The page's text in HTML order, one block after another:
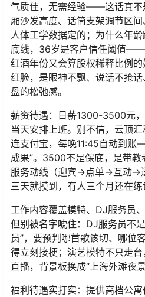
气质佳，无需经验——这话真不
厢沙发高度、话筒支架调节区
人体工学数据定的；为什么年
底线，36岁是客户信任阈值
红酒年份又会算股权稀释比例
红脸，是眼神不飘、说话不抢
盘的松弛感。
薪资待遇：日薪1300-3500元
当天安排上班。别不信，云顶
连支付宝，每晚11:45自动到
成果”。3500不是保底，是带
服务动线（迎宾→点单→互动→
三天就摸到，有人三个月还在练
工作内容覆盖模特、DJ服务员
但别被名字唬住：DJ服务员不
员”，要预判哪首歌该切、哪位
得立刻接梗；演艺模特不只走
直播，背景板换成“上海外滩夜
福利待遇实打实：提供高档公